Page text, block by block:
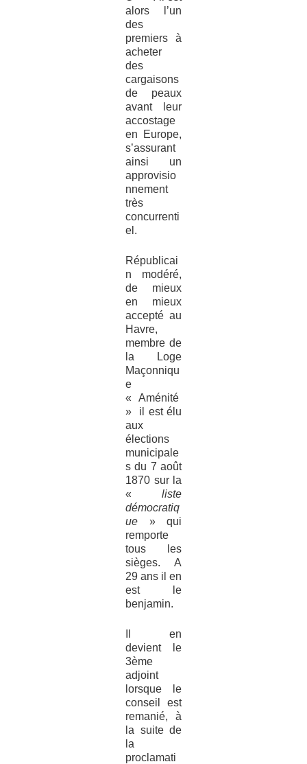
alors l’un
des
premiers à
acheter
des
cargaisons
de peaux
avant leur
accostage
en Europe,
s’assurant
ainsi un
approvisio
nnement
très
concurrenti
el.
Républicai
n modéré,
de mieux
en mieux
accepté au
Havre,
membre de
la Loge
Maçonniqu
e
« Aménité
» il est élu
aux
élections
municipale
s du 7 août
1870 sur la
«liste
démocratiq
ue » qui
remporte
tous les
sièges. A
29 ans il en
est le
benjamin.
Il en
devient le
3ème
adjoint
lorsque le
conseil est
remanié, à
la suite de
la
proclamati